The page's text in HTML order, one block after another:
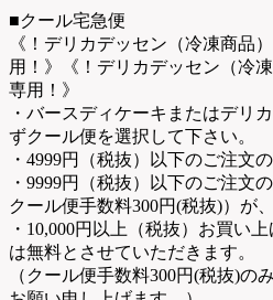
■クール宅急便
《！デリカデッセン（冷凍商品
用！》《！デリカデッセン（冷
専用！》
・バースディケーキまたはデリ
ずクール便を選択して下さい。
・4999円（税抜）以下のご注文
・9999円（税抜）以下のご注文
クール便手数料300円(税抜)）が
・10,000円以上（税抜）お買い
は無料とさせていただきます。
（クール便手数料300円(税抜)の